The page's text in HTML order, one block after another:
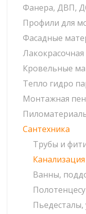
Фанера, ДВП,
Профили для
Фасадные
Кровельные
Тепло гидро
Монтажная
Сантехника
Трубы и
Канализация
Ванны,